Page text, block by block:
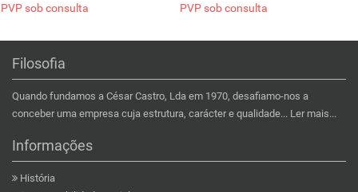
PVP sob consulta PVP sob consulta
Filosofia
Quando fundamos a César Castro, Lda em 1970, desafiamo-nos a
conceber uma empresa cuja estrutura, carácter e qualidade... Ler mais...
Informações
História